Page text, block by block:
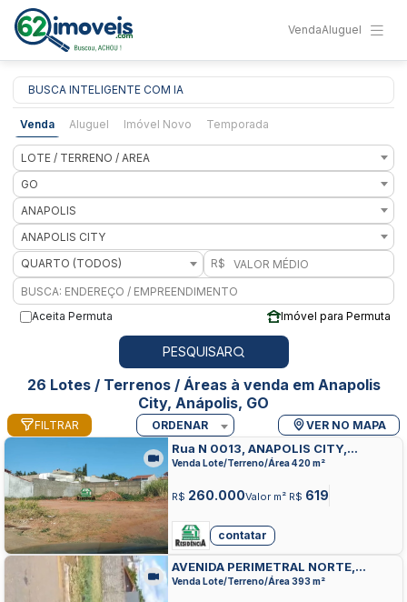
VendaAluguel
BUSCA INTELIGENTE COM IA
Venda Aluguel Imóvel Novo Temporada
LOTE / TERRENO / AREA
GO
ANAPOLIS
ANAPOLIS CITY
QUARTO (TODOS)
R$
Aceita Permuta Imóvel para Permuta
PESQUISAR
26 Lotes / Terrenos / Áreas à venda em Anapolis
City, Anápolis, GO
FILTRAR ORDENAR VER NO MAPA
Rua N 0013, ANAPOLIS CITY,
ANAPOLIS
Venda Lote/Terreno/Área 420 m²
R$ 260.000Valor m² R$ 619
contatar
AVENIDA PERIMETRAL NORTE,
ANAPOLIS CITY, ANAPOLIS
Venda Lote/Terreno/Área 393 m²